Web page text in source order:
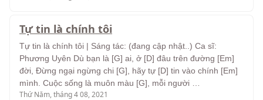
Tự tin là chính tôi
Tự tin là chính tôi | Sáng tác: (đang cập nhật..) Ca sĩ:
Phương Uyên Dù bạn là [G] ai, ở [D] đâu trên đường [Em]
đời, Đừng ngại ngừng chi [G], hãy tự [D] tin vào chính [Em]
mình. Cuộc sống là muôn màu [G], mỗi người …
Thứ Năm, tháng 4 08, 2021